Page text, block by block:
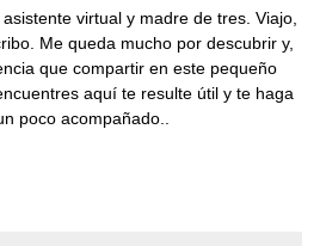
virtual y madre de tres. Viajo,
Me queda mucho por descubrir y,
que compartir en este pequeño
aquí te resulte útil y te haga
poco acompañado..